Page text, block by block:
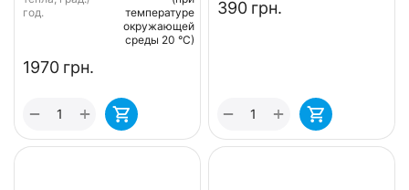
год.
температуре
окружающей
среды 20 °С)
‍1970‍ грн.
+
−
‍390‍ грн.
+
−